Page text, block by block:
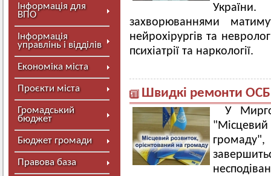
Інформація для
ВПО
Інформація
управлінь і відділів
Економіка міста
Проєкти міста
Громадський
бюджет
Бюджет громади
Правова база
захворюваннями
нейрохірургів та
психіатрії та наркології.
Швидкі ремонти
У